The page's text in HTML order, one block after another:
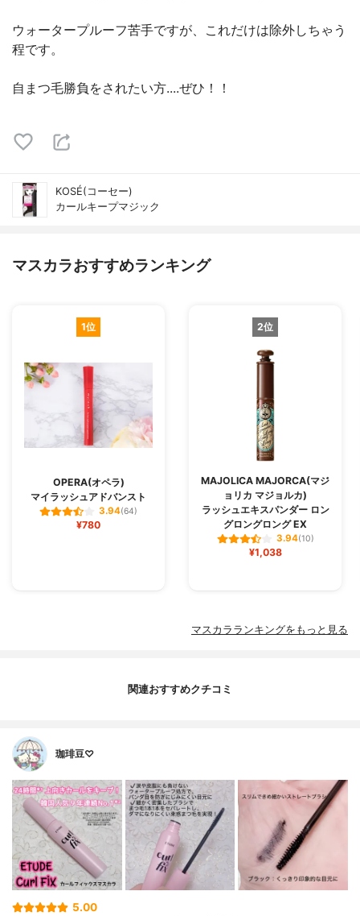
ウォータープルーフ苦手ですが、これだけは除外しちゃう
程です。
自まつ毛勝負をされたい方....ぜひ！！
KOSÉ(コーセー)
カールキープマジック
マスカラおすすめランキング
1位
OPERA(オペラ)
マイラッシュアドバンスト
3.94(64)
¥780
2位
MAJOLICA MAJORCA(マジ
ョリカ マジョルカ)
ラッシュエキスパンダー ロン
グロングロング EX
3.94(10)
¥1,038
マスカラランキングをもっと見る
関連おすすめクチコミ
珈琲豆♡
5.00